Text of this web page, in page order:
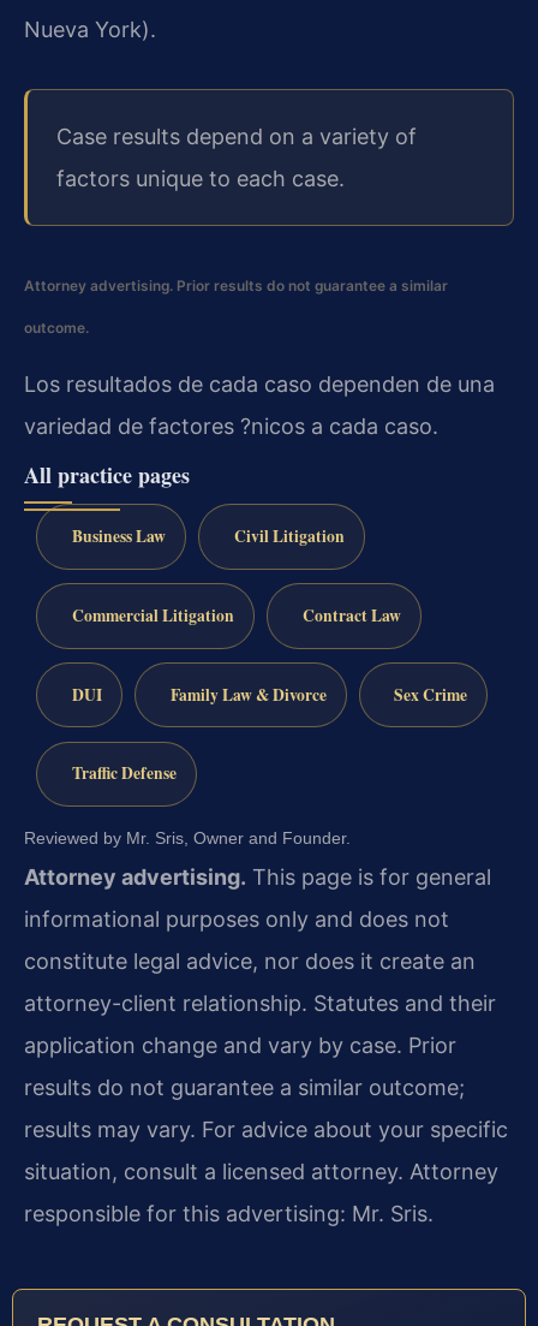
Nueva York).
Case results depend on a variety of
factors unique to each case.
Attorney advertising. Prior results do not guarantee a similar
outcome.
Los resultados de cada caso dependen de una
variedad de factores ?nicos a cada caso.
All practice pages
Business Law Civil Litigation
Commercial Litigation Contract Law
DUI Family Law & Divorce Sex Crime
Traffic Defense
Reviewed by Mr. Sris, Owner and Founder.
Attorney advertising. This page is for general
informational purposes only and does not
constitute legal advice, nor does it create an
attorney-client relationship. Statutes and their
application change and vary by case. Prior
results do not guarantee a similar outcome;
results may vary. For advice about your specific
situation, consult a licensed attorney. Attorney
responsible for this advertising: Mr. Sris.